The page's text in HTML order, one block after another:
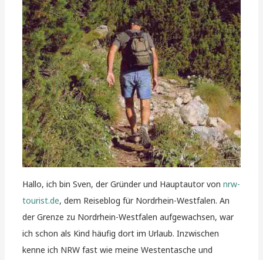
Hallo, ich bin Sven, der Gründer und Hauptautor vonnrw-
tourist.de, dem Reiseblog für Nordrhein-Westfalen. An
der Grenze zu Nordrhein-Westfalen aufgewachsen, war
ich schon als Kind häufig dort im Urlaub. Inzwischen
kenne ich NRW fast wie meine Westentasche und